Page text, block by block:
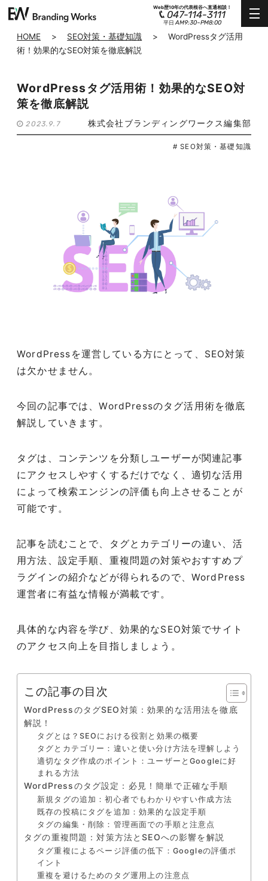
Web歴10年の代表根谷へ直通相談！
047-114-3111
平日AM9:30~PM8:00
HOME > SEO対策・基礎知識 >
WordPressタグ活用
術！効果的なSEO対策を徹底解説
WordPressタグ活用術！効果的なSEO対
策を徹底解説
2023.9.7 株式会社ブランディングワークス編集部
# SEO対策・基礎知識
WordPressを運営している方にとって、SEO対策
は欠かせません。
今回の記事では、WordPressのタグ活用術を徹底
解説していきます。
タグは、コンテンツを分類しユーザーが関連記事
にアクセスしやすくするだけでなく、適切な活用
によって検索エンジンの評価も向上させることが
可能です。
記事を読むことで、タグとカテゴリーの違い、活
用方法、設定手順、重複問題の対策やおすすめプ
ラグインの紹介などが得られるので、WordPress
運営者に有益な情報が満載です。
具体的な内容を学び、効果的なSEO対策でサイト
のアクセス向上を目指しましょう。
この記事の目次
WordPressのタグSEO対策：効果的な活用法を徹底
解説！
タグとは？SEOにおける役割と効果の概要
タグとカテゴリー：違いと使い分け方法を理解しよう
適切なタグ作成のポイント：ユーザーとGoogleに好
まれる方法
WordPressのタグ設定：必見！簡単で正確な手順
新規タグの追加：初心者でもわかりやすい作成方法
既存の投稿にタグを追加：効果的な設定手順
タグの編集・削除：管理画面での手順と注意点
タグの重複問題：対策方法とSEOへの影響を解説
タグ重複によるページ評価の低下：Googleの評価ポ
イント
重複を避けるためのタグ運用上の注意点